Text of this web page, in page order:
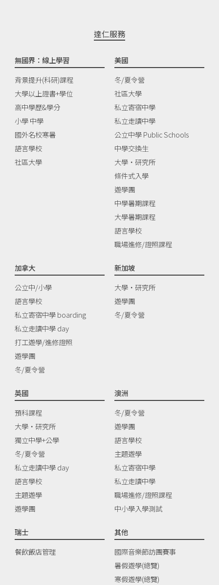
達仁服務
無國界：線上學習
背景提升(科研)課程
大學以上證書+學位
高中學歷&學分
小學 中學
國外名校寒暑
語言學校
社區大學
美國
冬/夏令營
社區大學
私立寄宿中學
私立走讀中學
公立中學 Public Schools
中學交換生
大學‧研究所
條件式入學
遊學團
中學暑期課程
大學暑期課程
語言學校
職場進修/證照課程
加拿大
公立中/小學
語言學校
私立寄宿中學 boarding
私立走讀中學 day
打工遊學/進修證照
遊學團
冬/夏令營
新加坡
大學‧研究所
遊學團
冬/夏令營
英國
預科課程
大學‧研究所
獨立中學+公學
冬/夏令營
私立走讀中學 day
語言學校
主題遊學
遊學團
澳洲
冬/夏令營
遊學團
語言學校
主題遊學
私立寄宿中學
私立走讀中學
職場進修/證照課程
中小學入學測試
瑞士
餐飲飯店管理
其他
國際音樂節訪團賽事
暑假遊學(總覽)
寒假遊學(總覽)